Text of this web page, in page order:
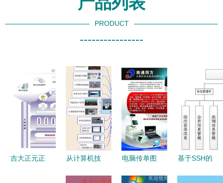
PRODUCT
----------------
吉大正元正
从计算机技
电脑传单图
基于SSH的